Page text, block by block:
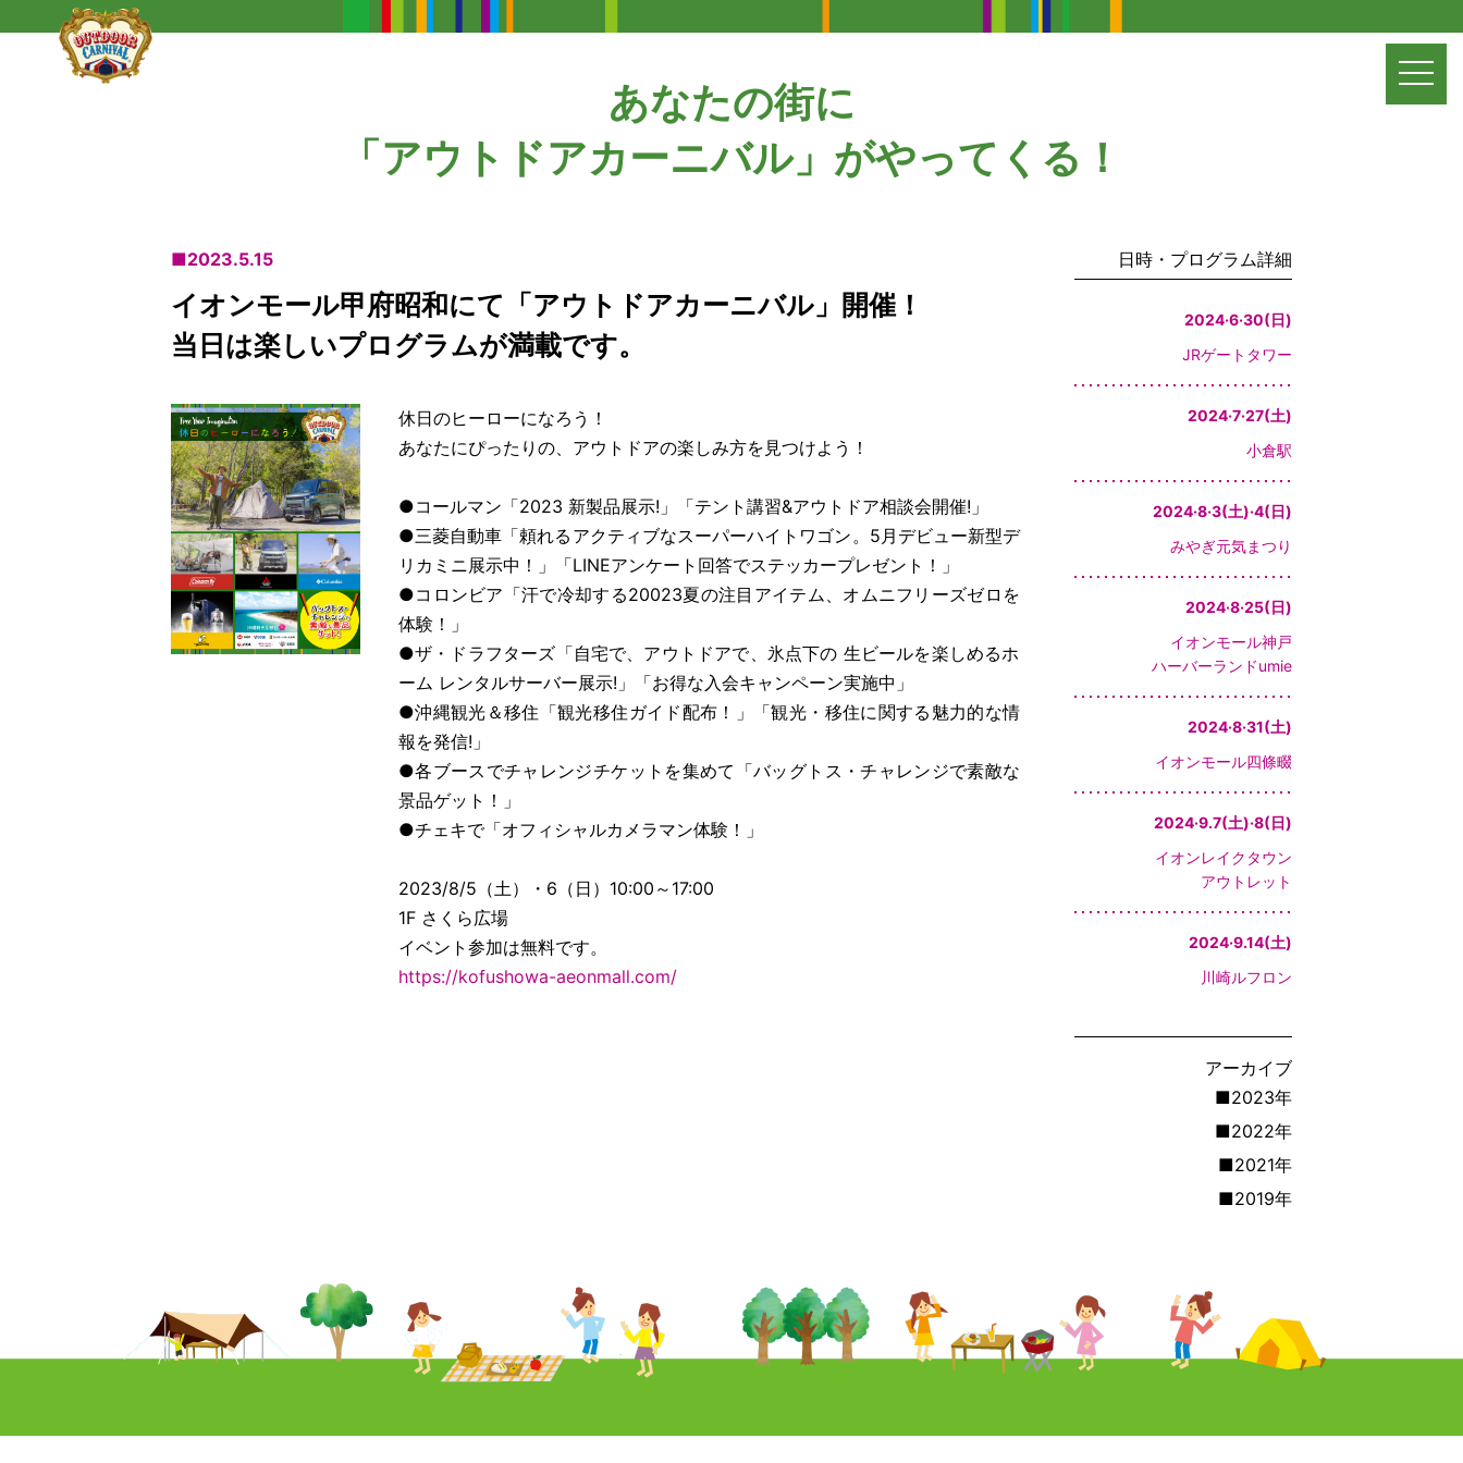
t
o
あなたの街に
「アウトドアカーニバル」がやってくる！
■2023.5.15
イオンモール甲府昭和にて「アウトドアカーニバル」開催！
当日は楽しいプログラムが満載です。
休日のヒーローになろう！
あなたにぴったりの、アウトドアの楽しみ方を見つけよう！
●コールマン「2023 新製品展示!」「テント講習&アウトドア相談会開催!」
●三菱自動車「頼れるアクティブなスーパーハイトワゴン。5月デビュー新型デ
リカミニ展示中！」「LINEアンケート回答でステッカープレゼント！」
●コロンビア「汗で冷却する20023夏の注目アイテム、オムニフリーズゼロを
体験！」
●ザ・ドラフターズ「自宅で、アウトドアで、氷点下の 生ビールを楽しめるホ
ーム レンタルサーバー展示!」「お得な入会キャンペーン実施中」
●沖縄観光＆移住「観光移住ガイド配布！」「観光・移住に関する魅力的な情
報を発信!」
●各ブースでチャレンジチケットを集めて「バッグトス・チャレンジで素敵な
景品ゲット！」
●チェキで「オフィシャルカメラマン体験！」
2023/8/5（土）・6（日） 10:00 ～ 17:00
1F さくら広場
イベント参加は無料です。
https://kofushowa-aeonmall.com/
日時・プログラム詳細
2024·6·30(日)
JRゲートタワー
2024·7·27(土)
小倉駅
2024·8·3(土)·4(日)
みやぎ元気まつり
2024·8·25(日)
イオンモール神戸
ハーバーランドumie
2024·8·31(土)
イオンモール四條畷
2024·9.7(土)·8(日)
イオンレイクタウン
アウトレット
2024·9.14(土)
川崎ルフロン
アーカイブ
■2023年
■2022年
■2021年
■2019年